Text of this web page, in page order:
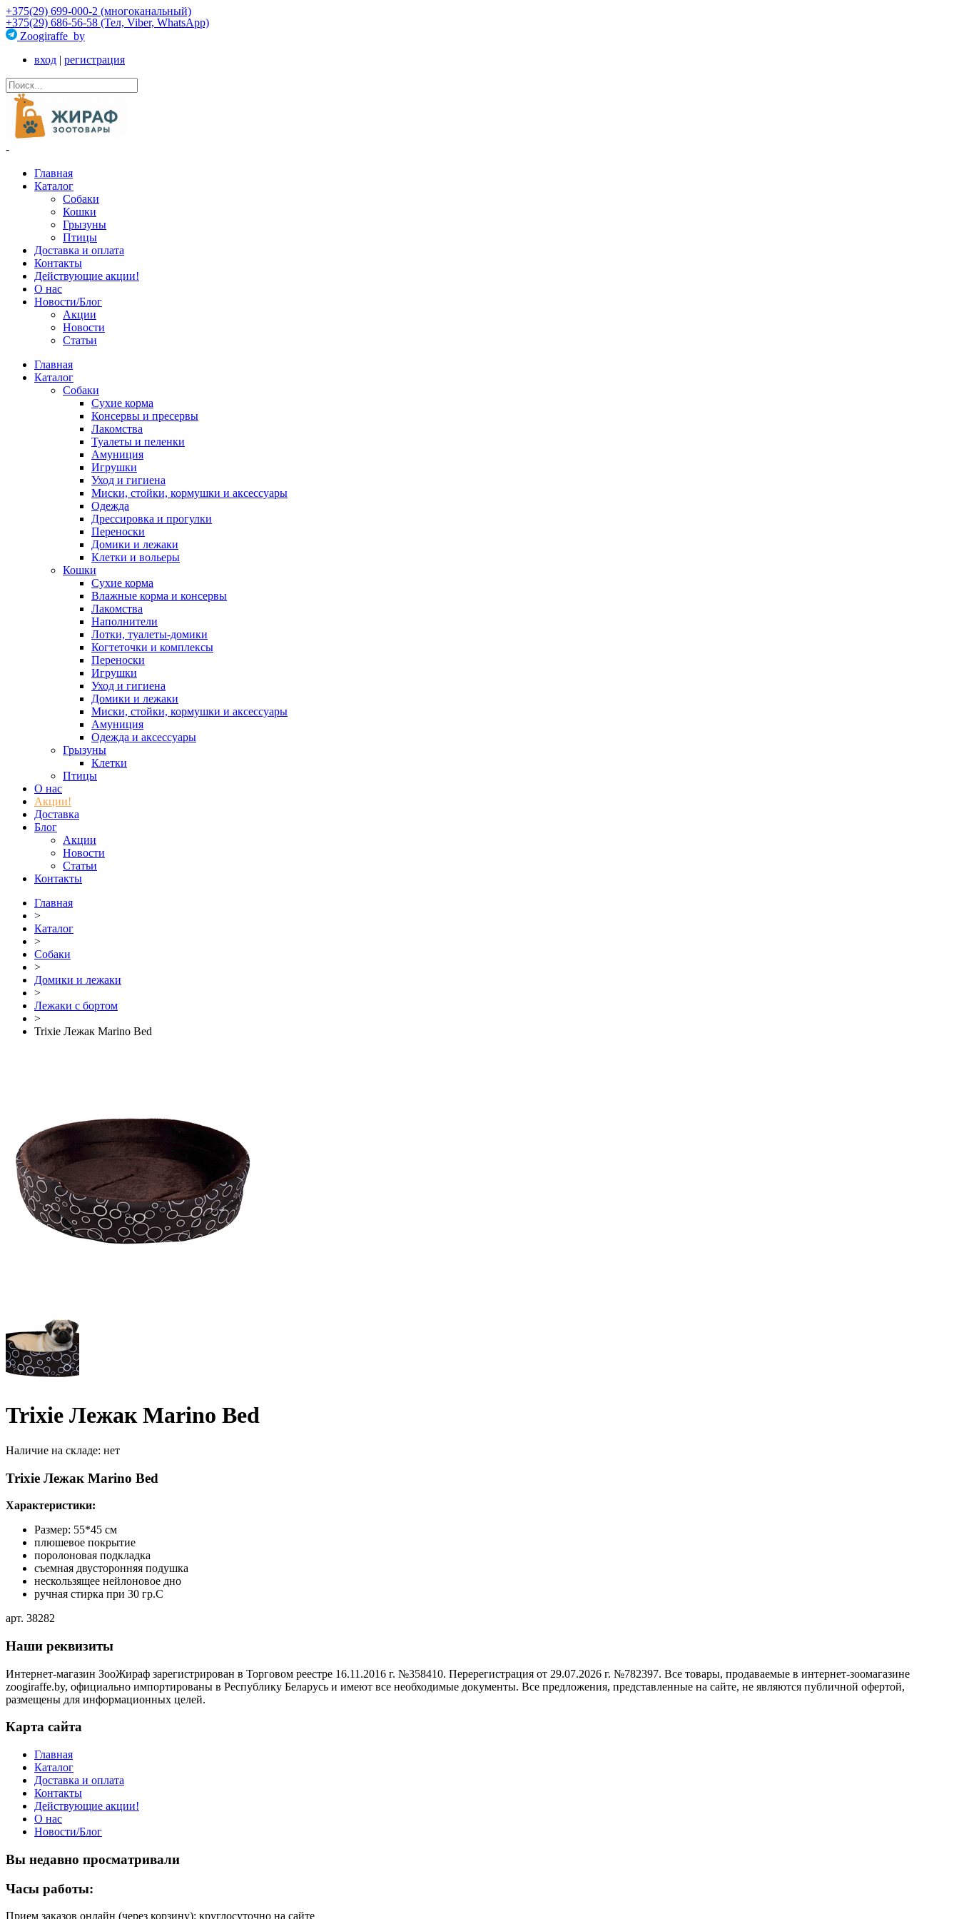
+375(29) 699-000-2 (многоканальный)
+375(29) 686-56-58 (Тел, Viber, WhatsApp)
Zoogiraffe_by
вход | регистрация
-
Главная
Каталог
Собаки
Кошки
Грызуны
Птицы
Доставка и оплата
Контакты
Действующие акции!
О нас
Новости/Блог
Акции
Новости
Статьи
Главная
Каталог
Собаки
Сухие корма
Консервы и пресервы
Лакомства
Туалеты и пеленки
Амуниция
Игрушки
Уход и гигиена
Миски, стойки, кормушки и аксессуары
Одежда
Дрессировка и прогулки
Переноски
Домики и лежаки
Клетки и вольеры
Кошки
Сухие корма
Влажные корма и консервы
Лакомства
Наполнители
Лотки, туалеты-домики
Когтеточки и комплексы
Переноски
Игрушки
Уход и гигиена
Домики и лежаки
Миски, стойки, кормушки и аксессуары
Амуниция
Одежда и аксессуары
Грызуны
Клетки
Птицы
О нас
Акции!
Доставка
Блог
Акции
Новости
Статьи
Контакты
Главная
>
Каталог
>
Собаки
>
Домики и лежаки
>
Лежаки с бортом
>
Trixie Лежак Marino Bed
Trixie Лежак Marino Bed
Наличие на складе: нет
Trixie Лежак Marino Bed
Характеристики:
Размер: 55*45 см
плюшевое покрытие
поролоновая подкладка
съемная двусторонняя подушка
нескользящее нейлоновое дно
ручная стирка при 30 гр.С
арт. 38282
Наши реквизиты
Интернет-магазин ЗооЖираф зарегистрирован в Торговом реестре 16.11.2016 г. №358410. Перерегистрация от 29.07.2026 г. №782397. Все товары, продаваемые в интернет-зоомагазине
zoogiraffe.by, официально импортированы в Республику Беларусь и имеют все необходимые документы. Все предложения, представленные на сайте, не являются публичной офертой,
размещены для информационных целей.
Карта сайта
Главная
Каталог
Доставка и оплата
Контакты
Действующие акции!
О нас
Новости/Блог
Вы недавно просматривали
Часы работы:
Прием заказов онлайн (через корзину): круглосуточно на сайте